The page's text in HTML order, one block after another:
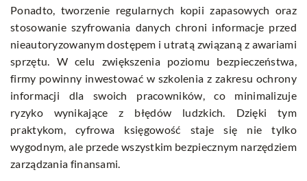
Ponadto, tworzenie regularnych kopii zapasowych oraz
stosowanie szyfrowania danych chroni informacje przed
nieautoryzowanym dostępem i utratą związaną z awariami
sprzętu. W celu zwiększenia poziomu bezpieczeństwa,
firmy powinny inwestować w szkolenia z zakresu ochrony
informacji dla swoich pracowników, co minimalizuje
ryzyko wynikające z błędów ludzkich. Dzięki tym
praktykom, cyfrowa księgowość staje się nie tylko
wygodnym, ale przede wszystkim bezpiecznym narzędziem
zarządzania finansami.